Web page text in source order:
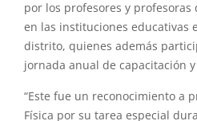
por los profesores y
en las instituciones educativas
distrito, quienes además
jornada anual de capacitación
“Este fue un reconocimiento a
Física por su tarea especial